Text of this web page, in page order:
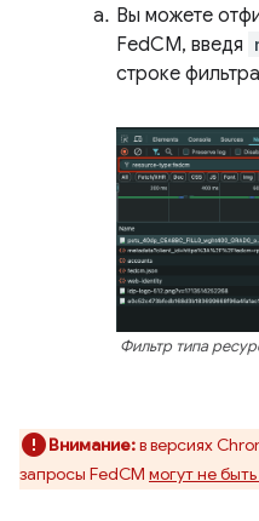
Вы можете
FedCM, введя
строке
Фильтр типа
Внимание:в версиях
запросы FedCM могут не